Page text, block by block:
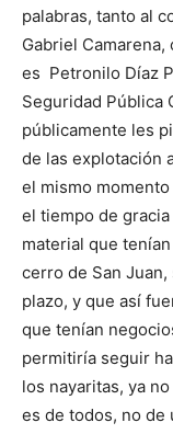
palabras, tanto al
Gabriel
es Petronilo Díaz
Seguridad Pública
públicamente les
de las explotación
el mismo
el tiempo de
material que
cerro de San Juan,
plazo, y que así
que tenían
permitiría seguir
los nayaritas, ya
es de todos, no de